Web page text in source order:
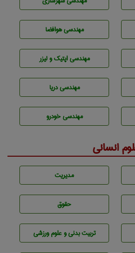
مهندسی هوافضا
مهندسی اپتیک و لیزر
مهندسی دریا
مهندسی خودرو
انسانی
مديريت
حقوق
تربيت بدنی و علوم ورزشی